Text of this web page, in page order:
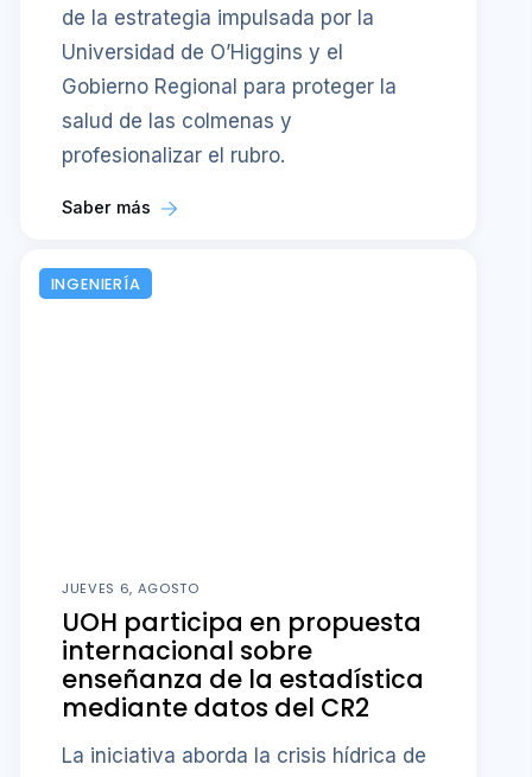
de la estrategia impulsada por la
Universidad de O’Higgins y el
Gobierno Regional para proteger la
salud de las colmenas y
profesionalizar el rubro.
Saber más
INGENIERÍA
JUEVES 6, AGOSTO
UOH participa en propuesta
internacional sobre
enseñanza de la estadística
mediante datos del CR2
La iniciativa aborda la crisis hídrica de